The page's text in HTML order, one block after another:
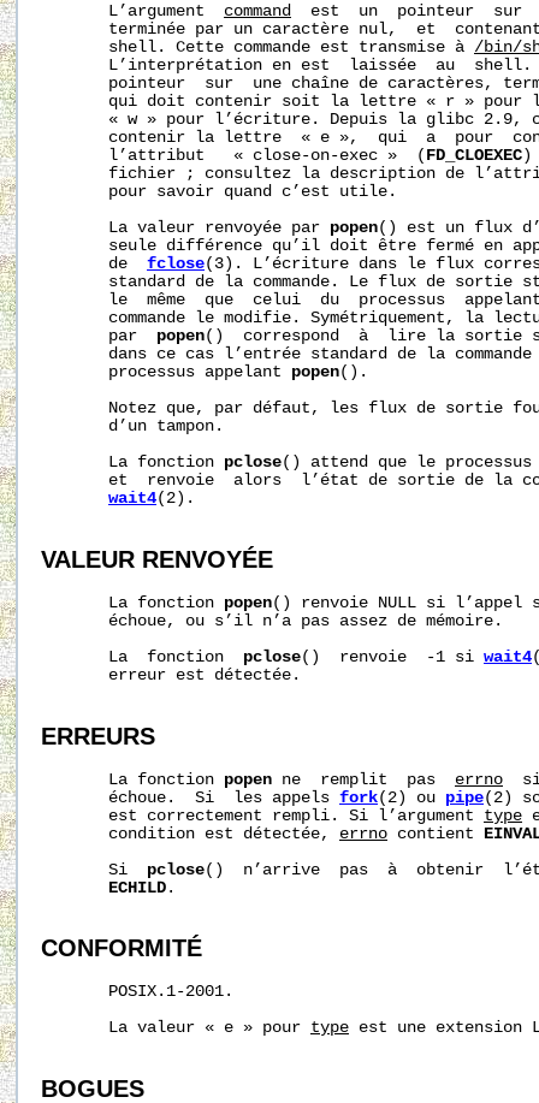
       L’argument
command
est  un  pointeur  sur
terminée par un caractère nul,  et
       shell. Cette commande est transmise à
/bin/
L’interprétation en est  laissée  au
pointeur  sur  une chaîne de caractères,
qui doit contenir soit la lettre « r » pour
« w » pour l’écriture. Depuis la glibc 2.9,
contenir la lettre  « e »,  qui  a  pour
       l’attribut   « close-on-exec »  (
FD_CLOEXEC )
fichier ; consultez la description de
       pour savoir quand c’est utile.
       La valeur renvoyée par
popen() est un flux
seule différence qu’il doit être fermé en
       de
fclose(3). L’écriture dans le flux
standard de la commande. Le flux de sortie
le  même  que  celui  du  processus
commande le modifie. Symétriquement, la
       par
popen()  correspond  à  lire la sortie
dans ce cas l’entrée standard de la
       processus appelant
popen().
Notez que, par défaut, les flux de sortie
       d’un tampon.
       La fonction
pclose() attend que le
et  renvoie  alors  l’état de sortie de la
wait4(2).
VALEUR RENVOYÉE
       La fonction
popen() renvoie NULL si l’appel
       échoue, ou s’il n’a pas assez de mémoire.
       La  fonction
pclose()  renvoie  -1 si wait4
       erreur est détectée.
ERREURS
       La fonction
popen ne  remplit  pas errno
       échoue.  Si  les appels
fork(2) ou pipe(2)
       est correctement rempli. Si l’argument
type
       condition est détectée,
errno contient
       Si
pclose()  n’arrive  pas  à  obtenir
ECHILD .
CONFORMITÉ
       POSIX.1-2001.
       La valeur « e » pour
type est une extension
BOGUES